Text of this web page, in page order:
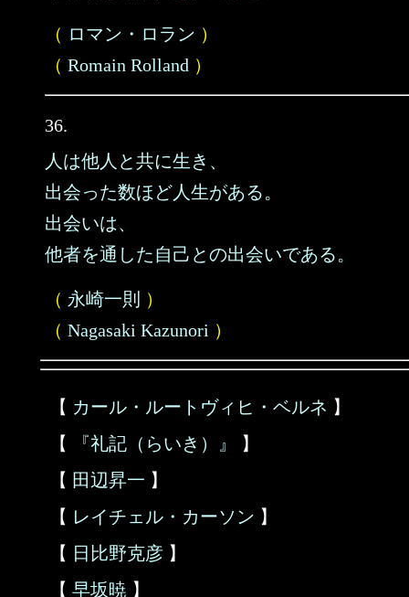
（ ロマン・ロラン ）
（ Romain Rolland ）
36.
人は他人と共に生き、
出会った数ほど人生がある。
出会いは、
他者を通した自己との出会いである。
（ 永崎一則 ）
（ Nagasaki Kazunori ）
【 カール・ルートヴィヒ・ベルネ 】
【
『礼記（らいき）』
】
【 田辺昇一 】
【 レイチェル・カーソン 】
【 日比野克彦 】
【 早坂暁 】